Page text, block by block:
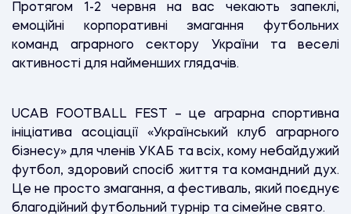
Протягом 1-2 червня на вас чекають запеклі,
емоційні корпоративні змагання футбольних
команд аграрного сектору України та веселі
активності для найменших глядачів.
UCAB FOOTBALL FEST – це аграрна спортивна
ініціатива асоціації «Український клуб аграрного
бізнесу» для членів УКАБ та всіх, кому небайдужий
футбол, здоровий спосіб життя та командний дух.
Це не просто змагання, а фестиваль, який поєднує
благодійний футбольний турнір та сімейне свято.